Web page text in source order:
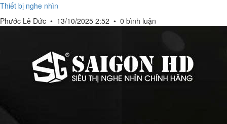
Thiết bị nghe nhìn
Phước Lê Đức • 13/10/2025 2:52 • 0 bình luận